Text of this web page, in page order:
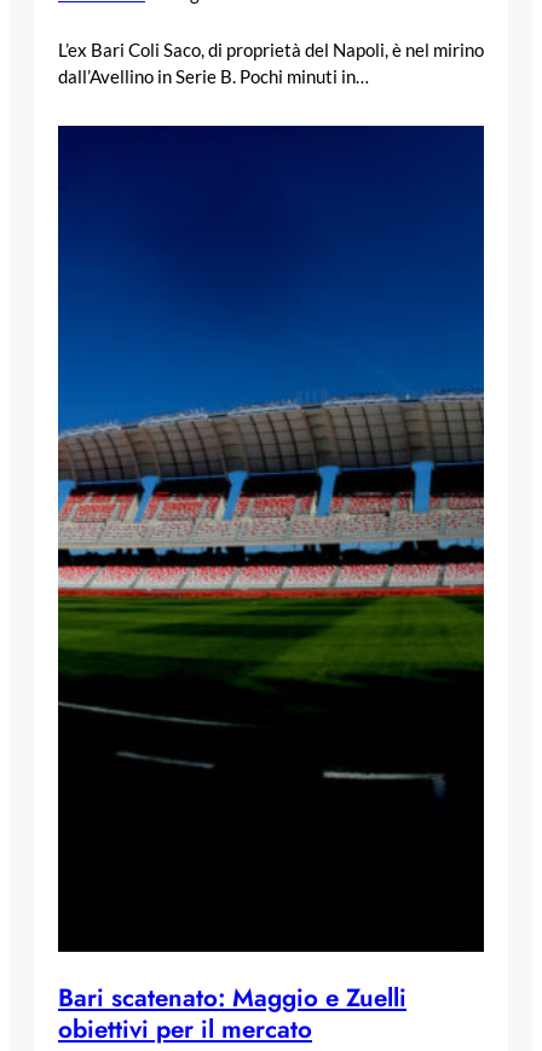
L’ex Bari Coli Saco, di proprietà del Napoli, è nel mirino
dall’Avellino in Serie B. Pochi minuti in…
Bari scatenato: Maggio e Zuelli
obiettivi per il mercato